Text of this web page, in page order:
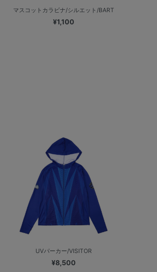
マスコットカラビナ/シルエット/BART
¥1,100
UVパーカー/VISITOR
¥8,500